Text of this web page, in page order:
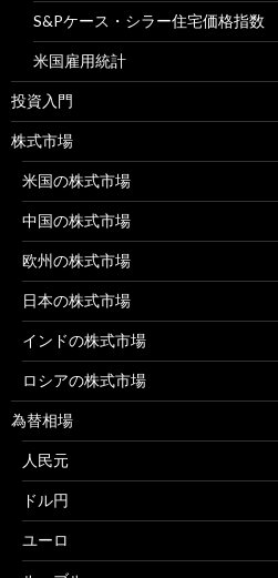
S&Pケース・シラー住宅価格指数
米国雇用統計
投資入門
株式市場
米国の株式市場
中国の株式市場
欧州の株式市場
日本の株式市場
インドの株式市場
ロシアの株式市場
為替相場
人民元
ドル円
ユーロ